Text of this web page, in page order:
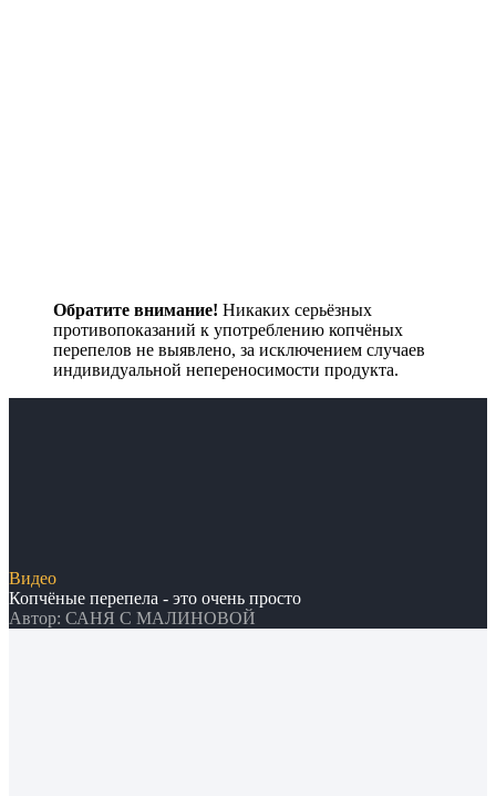
Обратите внимание! Никаких серьёзных
противопоказаний к употреблению копчёных
перепелов не выявлено, за исключением случаев
индивидуальной непереносимости продукта.
Видео
Копчёные перепела - это очень просто
Автор: САНЯ С МАЛИНОВОЙ